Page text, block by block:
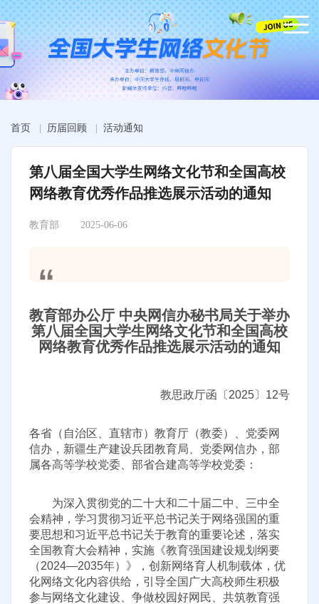
首页 历届回顾 活动通知
第八届全国大学生网络文化节和全国高校
网络教育优秀作品推选展示活动的通知
教育部 2025-06-06
教育部办公厅 中央网信办秘书局关于举办
第八届全国大学生网络文化节和全国高校
网络教育优秀作品推选展示活动的通知
教思政厅函〔2025〕12号
各省（自治区、直辖市）教育厅（教委）、党委网
信办，新疆生产建设兵团教育局、党委网信办，部
属各高等学校党委、部省合建高等学校党委：
为深入贯彻党的二十大和二十届二中、三中全
会精神，学习贯彻习近平总书记关于网络强国的重
要思想和习近平总书记关于教育的重要论述，落实
全国教育大会精神，实施《教育强国建设规划纲要
（2024—2035年）》，创新网络育人机制载体，优
化网络文化内容供给，引导全国广大高校师生积极
参与网络文化建设、争做校园好网民、共筑教育强